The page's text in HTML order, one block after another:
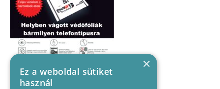
×
Ez a weboldal sütiket
használ